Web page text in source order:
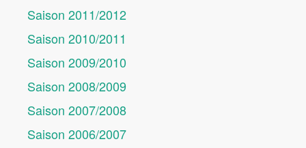
Saison 2011/2012
Saison 2010/2011
Saison 2009/2010
Saison 2008/2009
Saison 2007/2008
Saison 2006/2007